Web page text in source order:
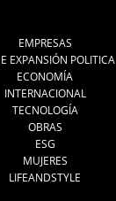
EMPRESAS
EXPANSIÓN POLITICA
ECONOMÍA
INTERNACIONAL
TECNOLOGÍA
OBRAS
ESG
MUJERES
LIFEANDSTYLE